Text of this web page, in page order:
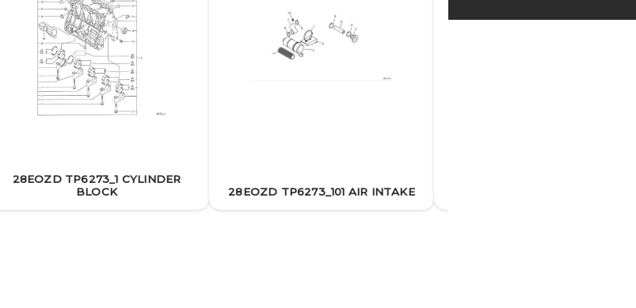
28EOZD TP6273_1 CYLINDER
BLOCK
28EOZD TP6273_101 AIR INTAKE